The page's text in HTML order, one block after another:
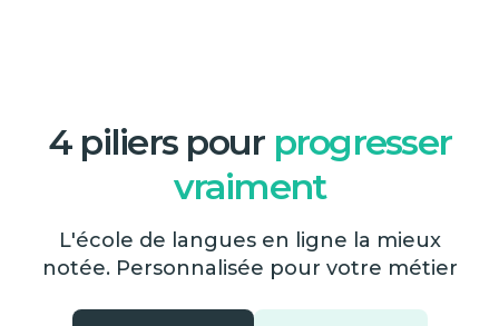
4 piliers pour progresser
vraiment
L'école de langues en ligne la mieux
notée. Personnalisée pour votre métier